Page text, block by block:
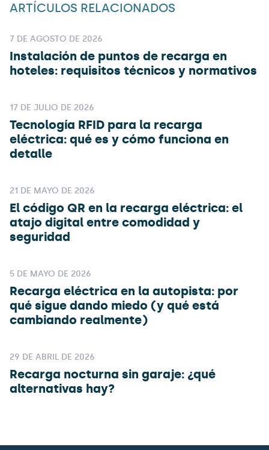
ARTÍCULOS RELACIONADOS
7 DE AGOSTO DE 2026
Instalación de puntos de recarga en
hoteles: requisitos técnicos y normativos
17 DE JULIO DE 2026
Tecnología RFID para la recarga
eléctrica: qué es y cómo funciona en
detalle
21 DE MAYO DE 2026
El código QR en la recarga eléctrica: el
atajo digital entre comodidad y
seguridad
5 DE MAYO DE 2026
Recarga eléctrica en la autopista: por
qué sigue dando miedo (y qué está
cambiando realmente)
29 DE ABRIL DE 2026
Recarga nocturna sin garaje: ¿qué
alternativas hay?